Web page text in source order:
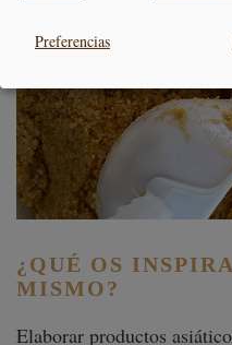
¿QUÉ OS
MISMO?
Elaborar productos
Preferencias